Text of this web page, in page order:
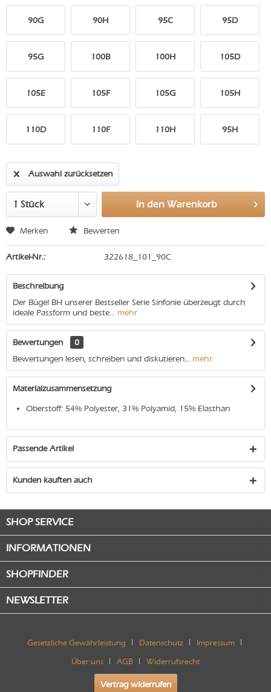
90G 90H 95C 95D
95G 100B 100H 105D
105E 105F 105G 105H
110D 110F 110H 95H
Auswahl zurücksetzen
In den Warenkorb
Merken Bewerten
Artikel-Nr.: 322618_101_90C
Beschreibung
Der Bügel BH unserer Bestseller Serie Sinfonie überzeugt durch
ideale Passform und beste... mehr
Bewertungen
0
Bewertungen lesen, schreiben und diskutieren... mehr
Materialzusammensetzung
Oberstoff: 54% Polyester, 31% Polyamid, 15% Elasthan
Passende Artikel
Kunden kauften auch
SHOP SERVICE
INFORMATIONEN
SHOPFINDER
NEWSLETTER
Gesetzliche Gewährleistung Datenschutz Impressum
Über uns AGB Widerrufsrecht
Vertrag widerrufen